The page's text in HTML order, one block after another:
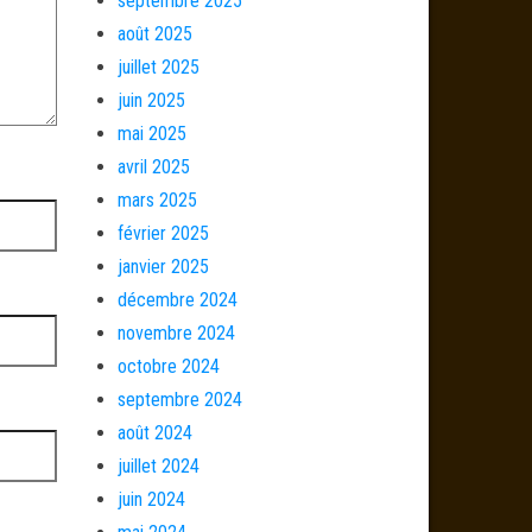
août 2025
juillet 2025
juin 2025
mai 2025
avril 2025
mars 2025
février 2025
janvier 2025
décembre 2024
novembre 2024
octobre 2024
septembre 2024
août 2024
juillet 2024
juin 2024